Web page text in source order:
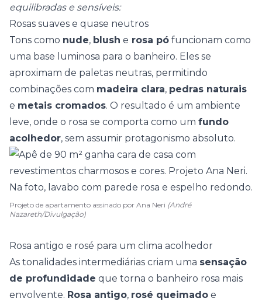
equilibradas e sensíveis:
Rosas suaves e quase neutros
Tons como nude, blush e rosa pó funcionam como
uma base luminosa para o banheiro. Eles se
aproximam de paletas neutras, permitindo
combinações com madeira clara, pedras naturais
e metais cromados. O resultado é um ambiente
leve, onde o rosa se comporta como um fundo
acolhedor, sem assumir protagonismo absoluto.
Projeto de apartamento assinado por Ana Neri (André
Nazareth/Divulgação)
Rosa antigo e rosé para um clima acolhedor
As tonalidades intermediárias criam uma sensação
de profundidade que torna o banheiro rosa mais
envolvente. Rosa antigo, rosé queimado e